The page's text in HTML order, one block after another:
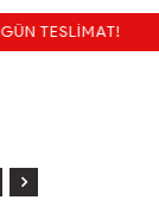
TESLİMAT!